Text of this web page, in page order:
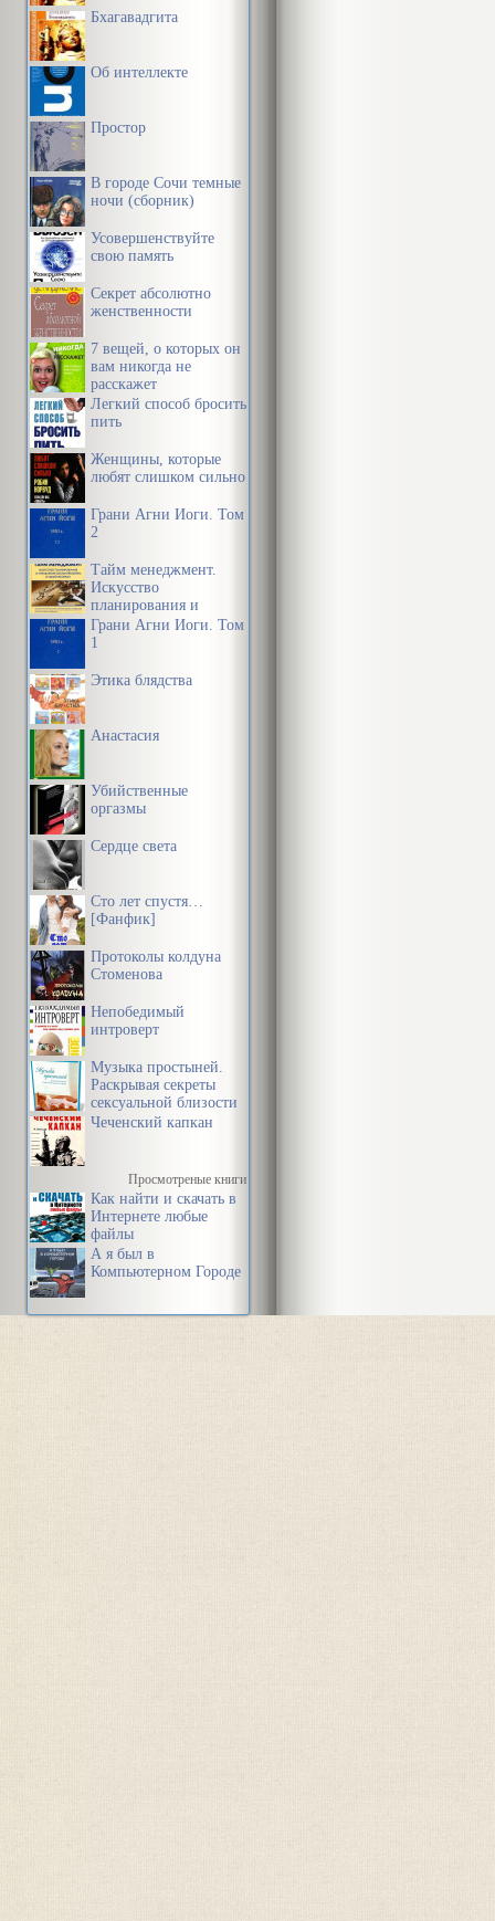
Бхагавадгита
Об интеллекте
Простор
В городе Сочи темные
ночи (сборник)
Усовершенствуйте
свою память
Секрет абсолютно
женственности
7 вещей, о которых он
вам никогда не
расскажет
Легкий способ бросить
пить
Женщины, которые
любят слишком сильно
Грани Агни Йоги. Том
2
Тайм менеджмент.
Искусство
планирования и
управления своим
временем и своей
Грани Агни Йоги. Том
1
Этика блядства
Анастасия
Убийственные
оргазмы
Сердце света
Сто лет спустя…
[Фанфик]
Протоколы колдуна
Стоменова
Непобедимый
интроверт
Музыка простыней.
Раскрывая секреты
сексуальной близости
в браке
Чеченский капкан
Просмотреные книги
Как найти и скачать в
Интернете любые
файлы
А я был в
Компьютерном Городе